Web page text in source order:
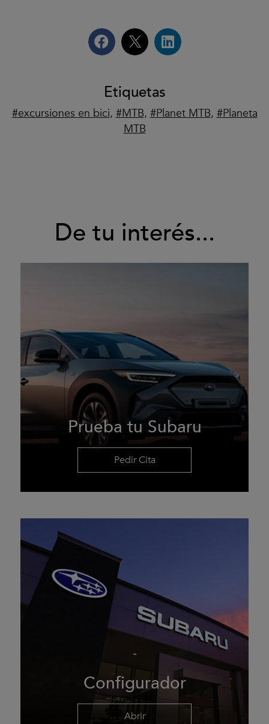
Etiquetas
excursiones en bici, MTB, Planet MTB,
Planeta
MTB
De tu interés...
Prueba tu Subaru
Pedir Cita
Configurador
Abrir